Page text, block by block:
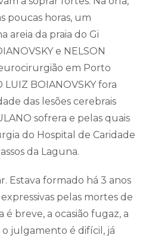
poucas horas, um
areia da praia do Gi
e NELSON
em Porto
BOIANOVSKY fora
das lesões cerebrais
sofrera e pelas quais
do Hospital de Caridade
da Laguna.
Estava formado há 3 anos
pelas mortes de
é breve, a ocasião fugaz, a
julgamento é difícil, já